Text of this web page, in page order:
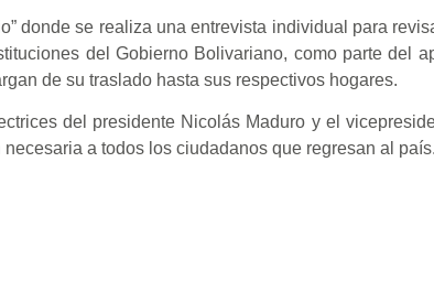
donde se realiza una entrevista individual para
del Gobierno Bolivariano, como parte del
de su traslado hasta sus respectivos hogares.
del presidente Nicolás Maduro y el
a todos los ciudadanos que regresan al